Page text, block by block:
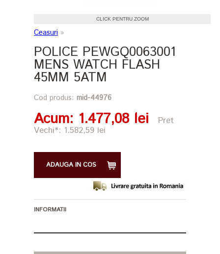
CLICK PENTRU ZOOM
Ceasuri »
POLICE PEWGQ0063001
MENS WATCH FLASH
45MM 5ATM
Cod produs: mid-44976
Acum: 1.477,08 lei
Pret
Vechi*: 1.582,59 lei
ADAUGA IN COS
INFORMATII